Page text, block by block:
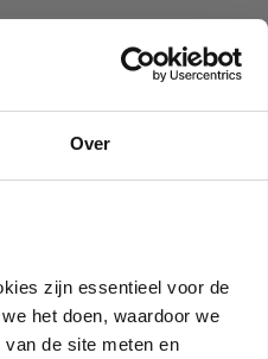
Over
zijn essentieel voor de
het doen, waardoor we
de site meten en